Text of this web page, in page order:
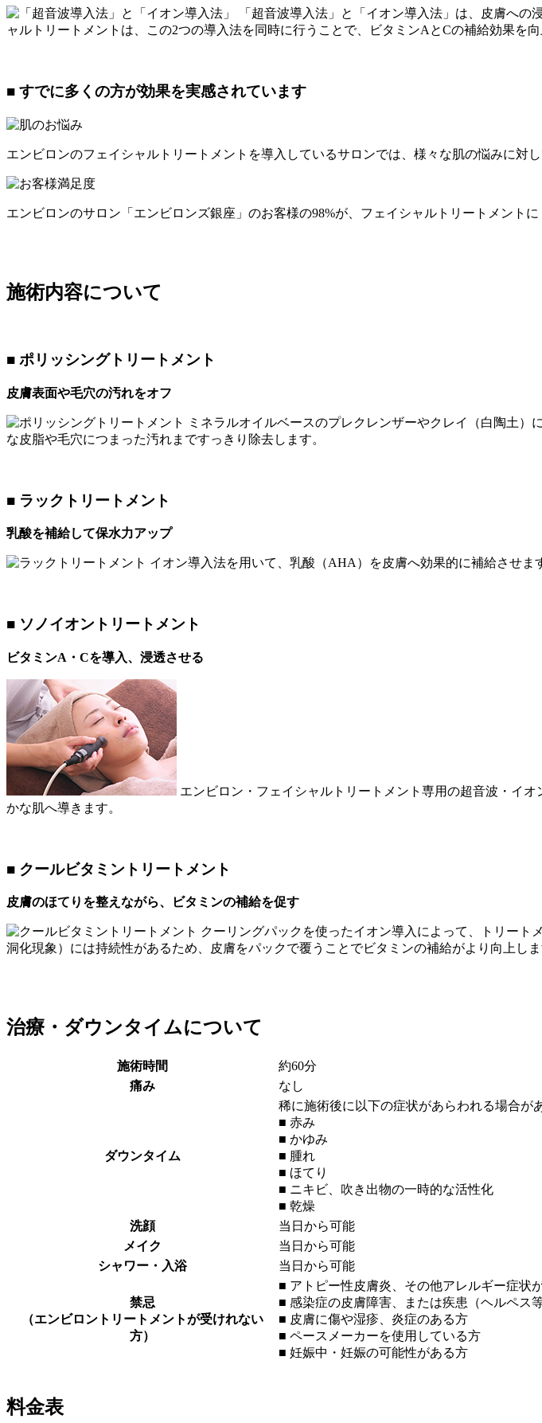
「超音波導入法」と「イオン導入法」は、皮膚へ
ャルトリートメントは、この2つの導入法を同時に行うことで、ビタミンAとCの補給効果を向
■ すでに多くの方が効果を実感されています
エンビロンのフェイシャルトリートメントを導入しているサロンでは、様々な肌の悩みに対
エンビロンのサロン「エンビロンズ銀座」のお客様の98%が、フェイシャルトリートメント
施術内容について
■ ポリッシングトリートメント
皮膚表面や毛穴の汚れをオフ
ミネラルオイルベースのプレクレンザーやクレイ（白陶土
な皮脂や毛穴につまった汚れまですっきり除去します。
■ ラックトリートメント
乳酸を補給して保水力アップ
イオン導入法を用いて、乳酸（AHA）を皮膚へ効果的に補給させま
■ ソノイオントリートメント
ビタミンA・Cを導入、浸透させる
エンビロン・フェイシャルトリートメント専用の超音波・イ
かな肌へ導きます。
■ クールビタミントリートメント
皮膚のほてりを整えながら、ビタミンの補給を促す
クーリングパックを使ったイオン導入によって、トリー
洞化現象）には持続性があるため、皮膚をパックで覆うことでビタミンの補給がより向上しま
治療・ダウンタイムについて
施術時間
約60分
痛み
なし
ダウンタイム
稀に施術後に以下の症状があらわれる場合が
■ 赤み
■ かゆみ
■ 腫れ
■ ほてり
■ ニキビ、吹き出物の一時的な活性化
■ 乾燥
洗顔
当日から可能
メイク
当日から可能
シャワー・入浴
当日から可能
禁忌
（エンビロントリートメントが受けれない
方）
■ アトピー性皮膚炎、その他アレルギー症状
■ 感染症の皮膚障害、または疾患（ヘルペス
■ 皮膚に傷や湿疹、炎症のある方
■ ペースメーカーを使用している方
■ 妊娠中・妊娠の可能性がある方
料金表